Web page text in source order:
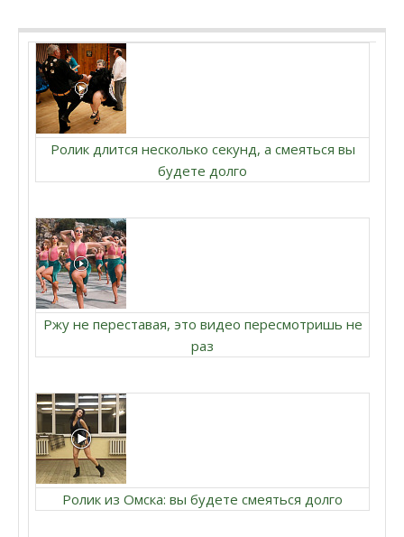
Ролик длится несколько секунд, а смеяться вы
будете долго
Ржу не переставая, это видео пересмотришь не
раз
Ролик из Омска: вы будете смеяться долго